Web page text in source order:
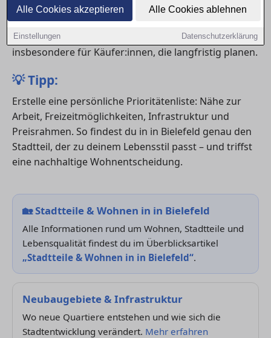
Alle Cookies akzeptieren Alle Cookies ablehnen
Einstellungen Datenschutzerklärung
Nachfrage. Zentrale Viertel erreichen häufig
Spitzenwerte, während aufstrebende Randlagen oft
noch bezahlbar sind. Ein Vergleich lohnt sich –
insbesondere für Käufer:innen, die langfristig planen.
💡Tipp:
Erstelle eine persönliche Prioritätenliste: Nähe zur
Arbeit, Freizeitmöglichkeiten, Infrastruktur und
Preisrahmen. So findest du in in Bielefeld genau den
Stadtteil, der zu deinem Lebensstil passt – und triffst
eine nachhaltige Wohnentscheidung.
🏡Stadtteile & Wohnen in in Bielefeld
Alle Informationen rund um Wohnen, Stadtteile und
Lebensqualität findest du im Überblicksartikel
„Stadtteile & Wohnen in in Bielefeld“.
Neubaugebiete & Infrastruktur
Wo neue Quartiere entstehen und wie sich die
Stadtentwicklung verändert. Mehr erfahren